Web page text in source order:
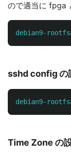
ので適当に fpga
debian9-
sshd config の
debian9-
Time Zone の